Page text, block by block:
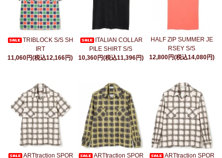
TRIBLOCK S/S SH
IRT
11,060円(税込12,166円)
ITALIAN COLLAR
PILE SHIRT S/S
10,360円(税込11,396円)
HALF ZIP SUMMER JE
RSEY S/S
12,800円(税込14,080円)
ARTtraction SPOR
ARTtraction SPOR
ARTtraction SPOR